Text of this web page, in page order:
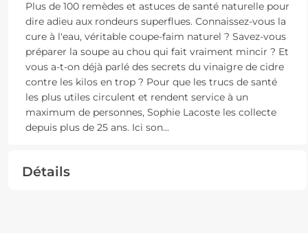
Plus de 100 remèdes et astuces de santé naturelle pour
dire adieu aux rondeurs superflues. Connaissez-vous la
cure à l'eau, véritable coupe-faim naturel ? Savez-vous
préparer la soupe au chou qui fait vraiment mincir ? Et
vous a-t-on déjà parlé des secrets du vinaigre de cidre
contre les kilos en trop ? Pour que les trucs de santé
les plus utiles circulent et rendent service à un
maximum de personnes, Sophie Lacoste les collecte
depuis plus de 25 ans. Ici son...
Détails